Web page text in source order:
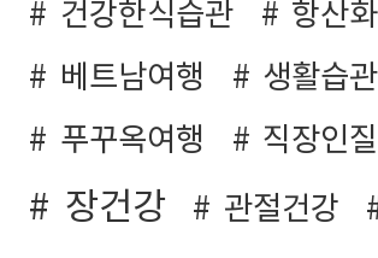
건강한식습관
항산
베트남여행
생활습
푸꾸옥여행
직장인
장건강 관절건강